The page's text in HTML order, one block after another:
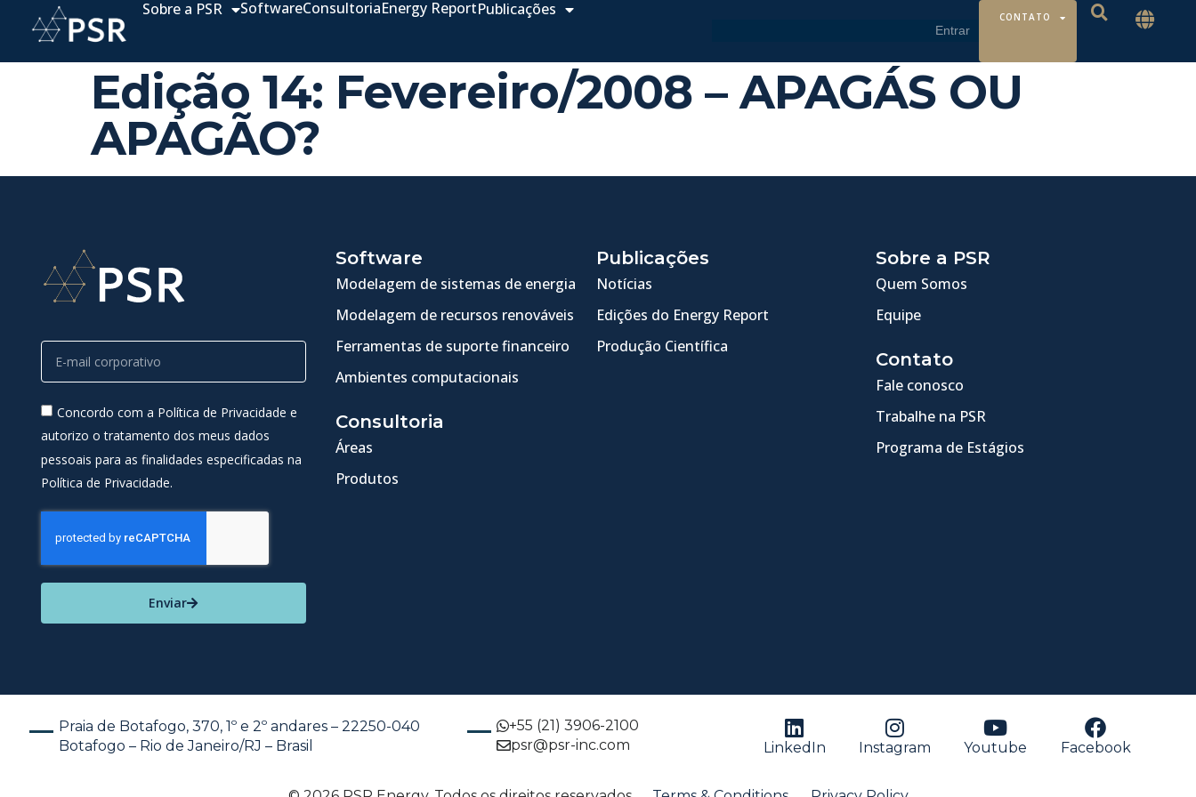
Sobre a PSR SoftwareConsultoriaEnergy ReportPublicações CONTATO
Edição 14: Fevereiro/2008 – APAGÁS OU
APAGÃO?
Concordo com a Política de Privacidade e
autorizo o tratamento dos meus dados
pessoais para as finalidades especificadas na
Política de Privacidade.
Enviar
Software
Modelagem de sistemas de energia
Modelagem de recursos renováveis
Ferramentas de suporte financeiro
Ambientes computacionais
Consultoria
Áreas
Produtos
Publicações
Notícias
Edições do Energy Report
Produção Científica
Sobre a PSR
Quem Somos
Equipe
Contato
Fale conosco
Trabalhe na PSR
Programa de Estágios
Praia de Botafogo, 370, 1º e 2º andares – 22250-040
Botafogo – Rio de Janeiro/RJ – Brasil
+55 (21) 3906-2100
psr@psr-inc.com
LinkedIn Instagram Youtube Facebook